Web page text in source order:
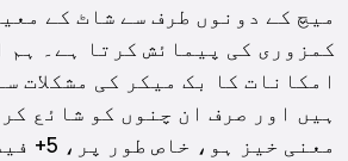
میچ کے دونوں طرف سے شاٹ کے
کمزوری کی پیمائش کرتا ہے۔ ہم
امکانات کا بک میکر کی مشکلات
ہیں اور صرف ان چنوں کو شائع
معنی خیز